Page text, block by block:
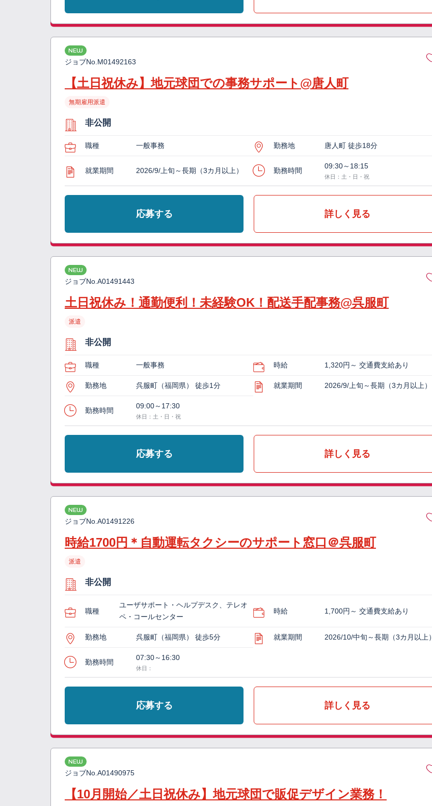
NEW
ジョブNo. M01492163
【土日祝休み】地元球団での事務サポート@唐人町
無期雇用派遣
非公開
職種 一般事務 勤務地 唐人町 徒歩18分
就業期間 2026/9/上旬～長期（3カ月以上） 勤務時間
09:30～18:15
休日：土・日・祝
応募する 詳しく見る
NEW
ジョブNo. A01491443
土日祝休み！通勤便利！未経験OK！配送手配事務@呉服町
派遣
非公開
職種 一般事務 時給 1,320円～ 交通費支給あり
勤務地 呉服町（福岡県） 徒歩1分 就業期間 2026/9/上旬～長期（3カ月以上）
勤務時間
09:00～17:30
休日：土・日・祝
応募する 詳しく見る
NEW
ジョブNo. A01491226
時給1700円＊自動運転タクシーのサポート窓口＠呉服町
派遣
非公開
職種
ユーザサポート・ヘルプデスク、テレオ
ペ・コールセンター
時給 1,700円～ 交通費支給あり
勤務地 呉服町（福岡県） 徒歩5分 就業期間 2026/10/中旬～長期（3カ月以上）
勤務時間
07:30～16:30
休日：
応募する 詳しく見る
NEW
ジョブNo. A01490975
【10月開始／土日祝休み】地元球団で販促デザイン業務！